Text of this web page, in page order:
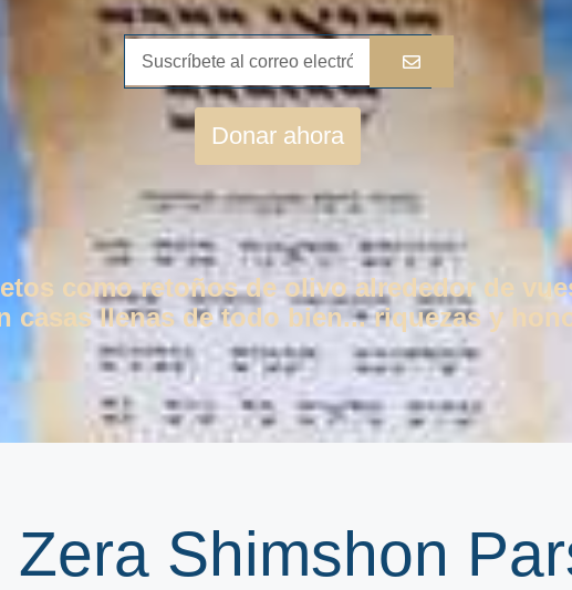
Donar ahora
como retoños de olivo alrededor de
casas llenas de todo bien... riquezas y
Shimshon